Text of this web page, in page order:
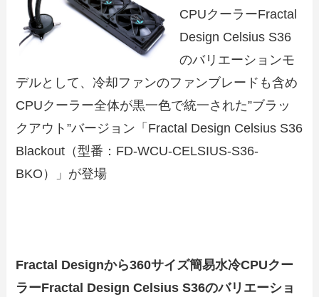
CPUクーラーFractal
Design Celsius S36
のバリエーションモ
デルとして、冷却ファンのファンブレードも含め
CPUクーラー全体が黒一色で統一された”ブラッ
クアウト”バージョン「Fractal Design Celsius S36
Blackout（型番：FD-WCU-CELSIUS-S36-
BKO）」が登場
Fractal Designから360サイズ簡易水冷CPUクー
ラーFractal Design Celsius S36のバリエーショ